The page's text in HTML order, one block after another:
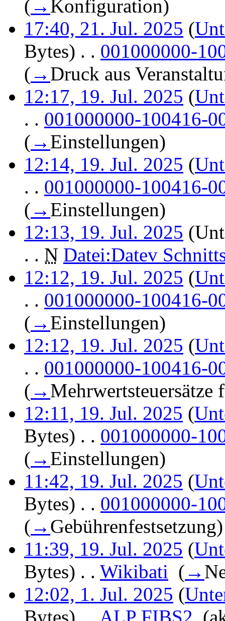
( → Konfiguration)
17:40, 21. Jul. 2025 (
Bytes) . . 001000000-
( → Druck aus
12:17, 19. Jul. 2025 (
. . 001000000-100416-
( → Einstellungen)
12:14, 19. Jul. 2025 (
. . 001000000-100416-
( → Einstellungen)
12:13, 19. Jul. 2025
. . N Datei:Datev
12:12, 19. Jul. 2025 (
. . 001000000-100416-
( → Einstellungen)
12:12, 19. Jul. 2025 (
. . 001000000-100416-
( → Mehrwertsteuersätze
12:11, 19. Jul. 2025 (
Bytes) . . 001000000-
( → Einstellungen)
11:42, 19. Jul. 2025 (
Bytes) . . 001000000-
( → Gebührenfestsetzung)
11:39, 19. Jul. 2025 (
Bytes) . . Wikibati ( →
12:02, 1. Jul. 2025 (